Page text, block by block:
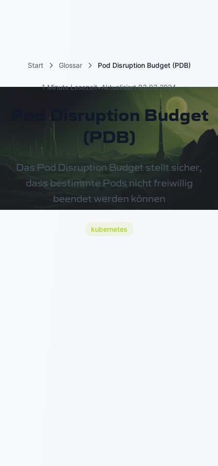
Start Glossar Pod Disruption Budget (PDB)
1 Minute Lesezeit•Aktualisiert 03.03.2024
Pod Disruption Budget
(PDB)
Das Pod Disruption Budget stellt sicher,
dass bestimmte Pods nicht freiwillig
beendet werden können
kubernetes